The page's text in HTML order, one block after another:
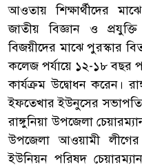
আওতায় শিক্ষার্থীদের
জাতীয় বিজ্ঞান ও
বিজয়ীদের মাঝে পুরস্কার
কলেজ পর্যায়ে ১২-১৮ বছর
কার্যক্রম উদ্বোধন করেন।
ইফতেখার ইউনুসের
রাঙ্গুনিয়া উপজেলা
উপজেলা আওয়ামী
ইউনিয়ন পরিষদ